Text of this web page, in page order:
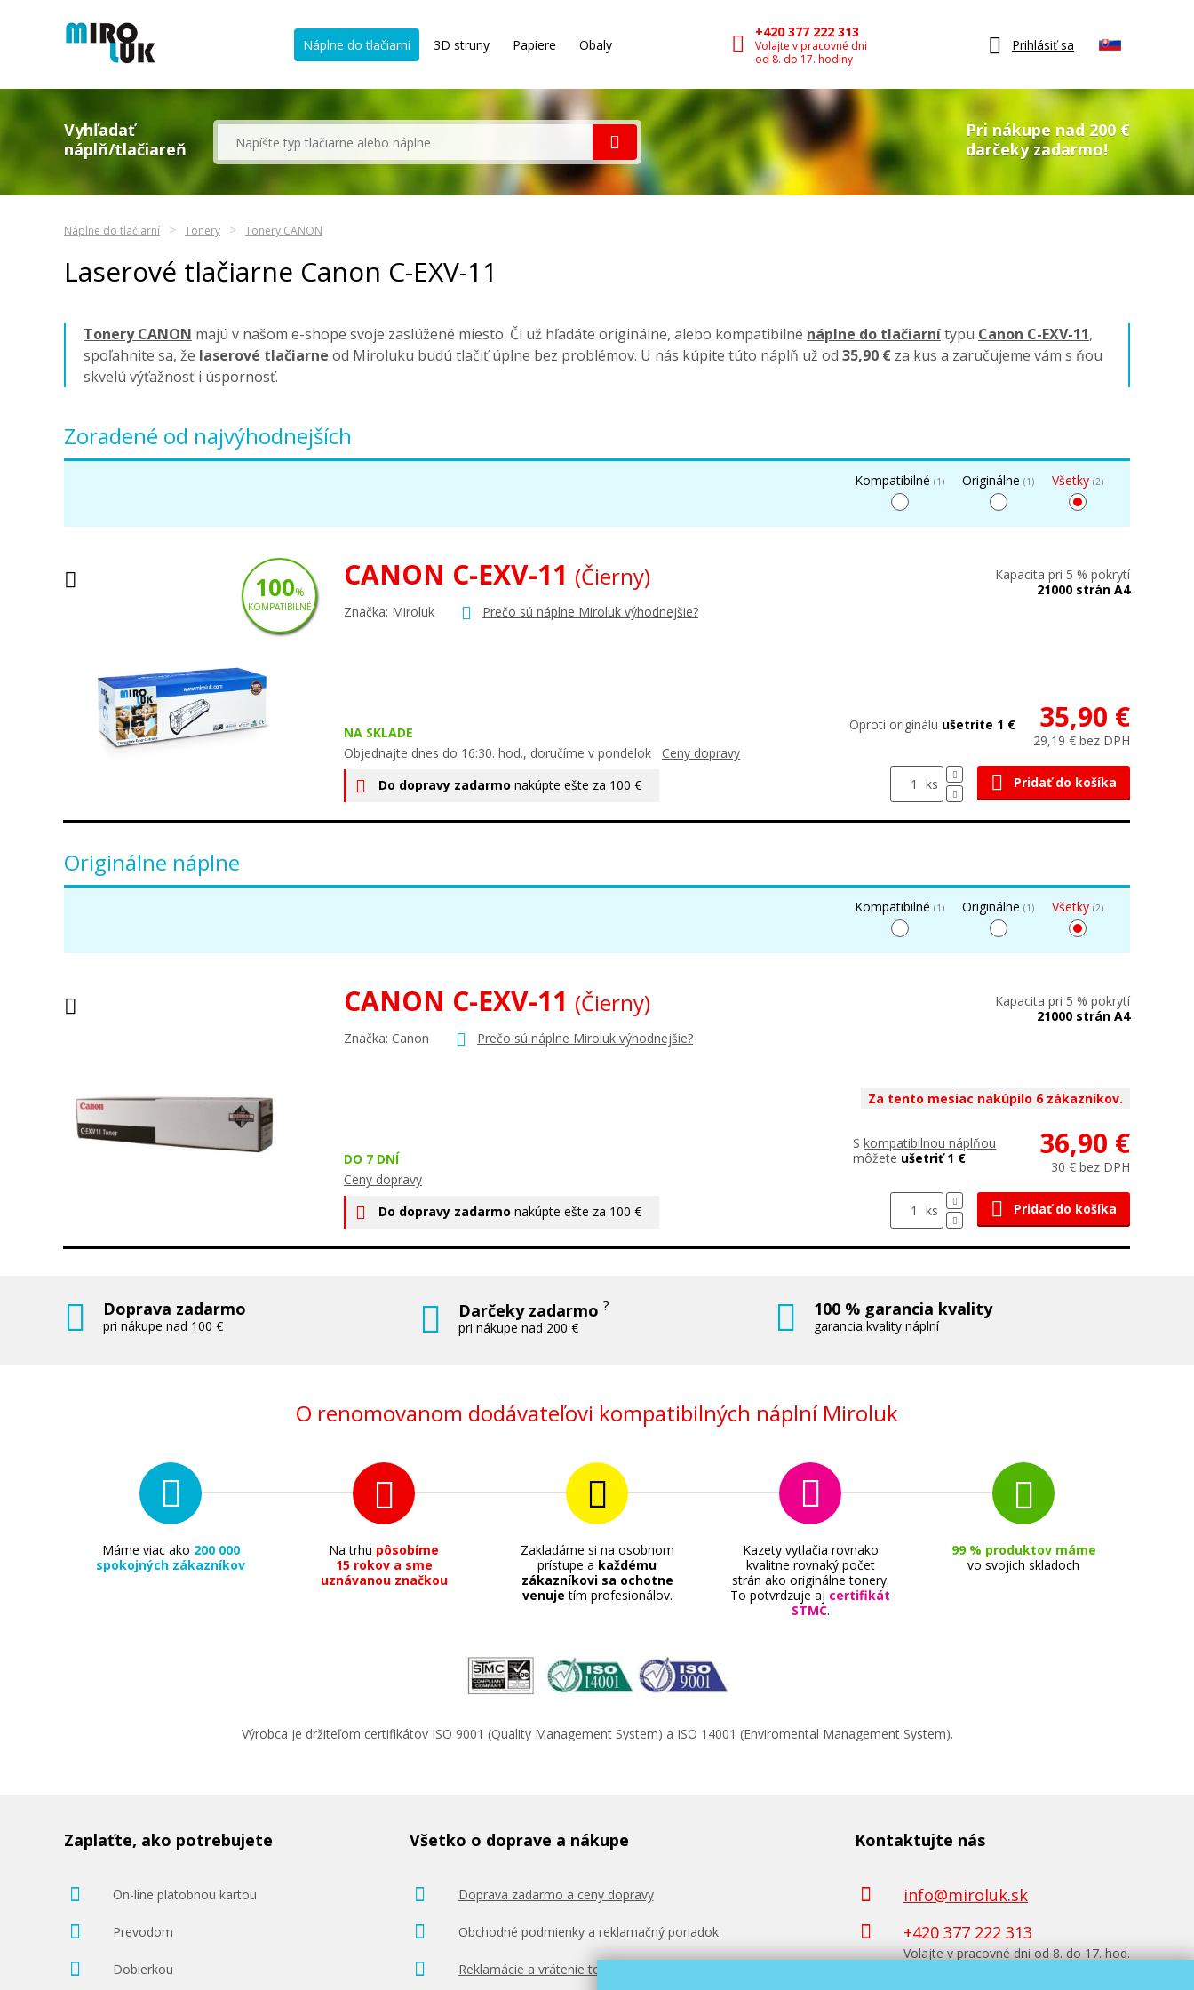
Náplne do tlačiarní 3D struny Papiere Obaly
+420 377 222 313
Volajte v pracovné dni
od 8. do 17. hodiny
Prihlásiť sa
Vyhľadať
náplň/tlačiareň
Pri nákupe nad 200 €
darčeky zadarmo!
Náplne do tlačiarní Tonery Tonery CANON
Laserové tlačiarne Canon C-EXV-11
Tonery CANON majú v našom e-shope svoje zaslúžené miesto. Či už hľadáte originálne, alebo kompatibilné náplne do tlačiarnítypu Canon C-EXV-11,
spoľahnite sa, že laserové tlačiarne od Miroluku budú tlačiť úplne bez problémov. U nás kúpite túto náplň už od 35,90 € za kus a zaručujeme vám s ňou
skvelú výťažnosť i úspornosť.
Zoradené od najvýhodnejších
Kompatibilné (1) Originálne (1) Všetky (2)
CANON C-EXV-11 (Čierny)
Značka: Miroluk Prečo sú náplne Miroluk výhodnejšie?
NA SKLADE
Objednajte dnes do 16:30. hod., doručíme v pondelok Ceny dopravy
Do dopravy zadarmo nakúpte ešte za 100 €
Kapacita pri 5 % pokrytí
21000 strán A4
Oproti originálu ušetríte 1 € 35,90 €
29,19 € bez DPH
ks Pridať do košíka
100%
KOMPATIBILNÉ
Originálne náplne
Kompatibilné (1) Originálne (1) Všetky (2)
CANON C-EXV-11 (Čierny)
Značka: Canon Prečo sú náplne Miroluk výhodnejšie?
DO 7 DNÍ
Ceny dopravy
Do dopravy zadarmo nakúpte ešte za 100 €
Kapacita pri 5 % pokrytí
21000 strán A4
Za tento mesiac nakúpilo 6 zákazníkov.
S kompatibilnou náplňou
môžete ušetriť 1 € 36,90 €
30 € bez DPH
ks Pridať do košíka
Doprava zadarmo
pri nákupe nad 100 €
Darčeky zadarmo?
pri nákupe nad 200 €
100 % garancia kvality
garancia kvality náplní
O renomovanom dodávateľovi kompatibilných náplní Miroluk
Máme viac ako 200 000
spokojných zákazníkov
Na trhu pôsobíme
15 rokov a sme
uznávanou značkou
Zakladáme si na osobnom
prístupe a každému
zákazníkovi sa ochotne
venuje tím profesionálov.
Kazety vytlačia rovnako
kvalitne rovnaký počet
strán ako originálne tonery.
To potvrdzuje aj certifikát
STMC.
99 % produktov máme
vo svojich skladoch
Výrobca je držiteľom certifikátov ISO 9001 (Quality Management System) a ISO 14001 (Enviromental Management System).
Zaplaťte, ako potrebujete
On-line platobnou kartou
Prevodom
Dobierkou
Všetko o doprave a nákupe
Doprava zadarmo a ceny dopravy
Obchodné podmienky a reklamačný poriadok
Reklamácie a vrátenie tovaru
Kontaktujte nás
info@miroluk.sk
+420 377 222 313
Volajte v pracovné dni od 8. do 17. hod.